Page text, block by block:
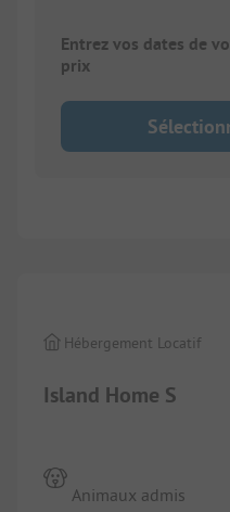
Entrez vos dates de
prix
Island Home S
Hébergement Locatif
Animaux admis